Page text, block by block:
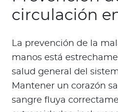
circulación
La prevención de la
manos está
salud general del
Mantener un corazón
sangre fluya